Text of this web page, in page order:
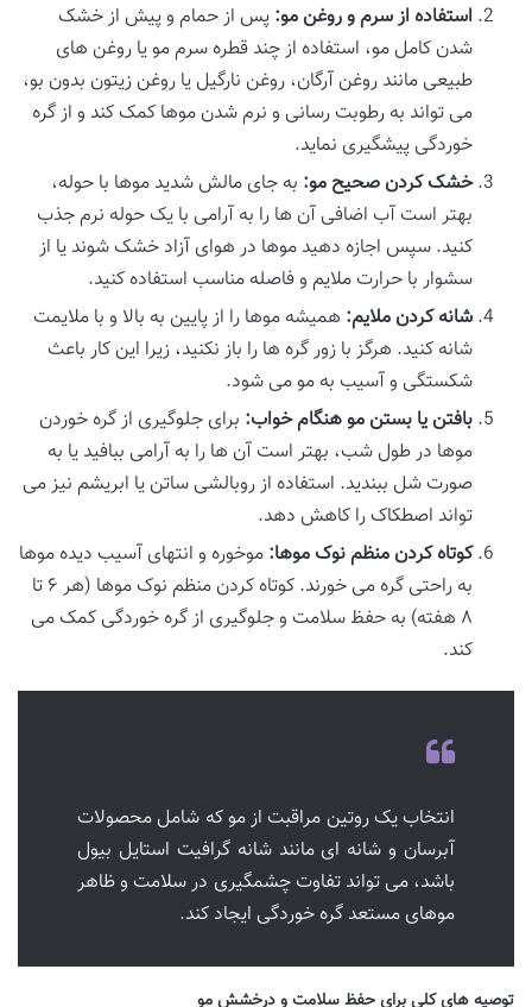
استفاده از سرم و روغن مو: پس از حمام و پیش از خشک
شدن کامل مو، استفاده از چند قطره سرم مو یا روغن های
طبیعی مانند روغن آرگان، روغن نارگیل یا روغن زیتون بدون بو،
می تواند به رطوبت رسانی و نرم شدن موها کمک کند و از گره
خوردگی پیشگیری نماید.
خشک کردن صحیح مو: به جای مالش شدید موها با حوله،
بهتر است آب اضافی آن ها را به آرامی با یک حوله نرم جذب
کنید. سپس اجازه دهید موها در هوای آزاد خشک شوند یا از
سشوار با حرارت ملایم و فاصله مناسب استفاده کنید.
شانه کردن ملایم: همیشه موها را از پایین به بالا و با ملایمت
شانه کنید. هرگز با زور گره ها را باز نکنید، زیرا این کار باعث
شکستگی و آسیب به مو می شود.
بافتن یا بستن مو هنگام خواب: برای جلوگیری از گره خوردن
موها در طول شب، بهتر است آن ها را به آرامی ببافید یا به
صورت شل ببندید. استفاده از روبالشی ساتن یا ابریشم نیز می
تواند اصطکاک را کاهش دهد.
کوتاه کردن منظم نوک موها: موخوره و انتهای آسیب دیده موها
به راحتی گره می خورند. کوتاه کردن منظم نوک موها (هر ۶ تا
۸ هفته) به حفظ سلامت و جلوگیری از گره خوردگی کمک می
کند.
انتخاب یک روتین مراقبت از مو که شامل محصولات
آبرسان و شانه ای مانند شانه گرافیت استایل بیول
باشد، می تواند تفاوت چشمگیری در سلامت و ظاهر
موهای مستعد گره خوردگی ایجاد کند.
توصیه های کلی برای حفظ سلامت و درخشش مو